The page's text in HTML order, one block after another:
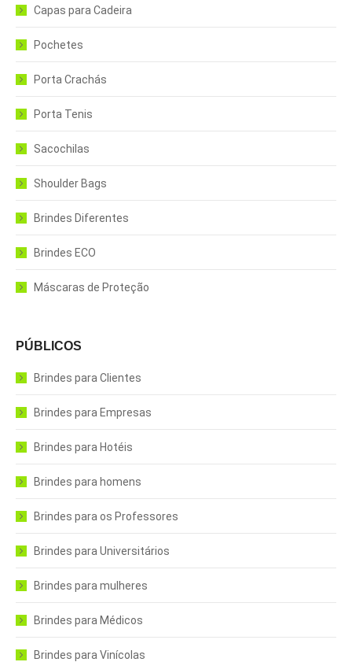
Capas para Cadeira
Pochetes
Porta Crachás
Porta Tenis
Sacochilas
Shoulder Bags
Brindes Diferentes
Brindes ECO
Máscaras de Proteção
PÚBLICOS
Brindes para Clientes
Brindes para Empresas
Brindes para Hotéis
Brindes para homens
Brindes para os Professores
Brindes para Universitários
Brindes para mulheres
Brindes para Médicos
Brindes para Vinícolas